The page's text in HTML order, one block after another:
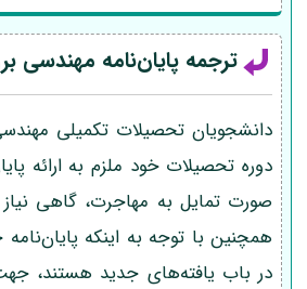
ترجمه پایان‌نامه مهندسی
دانشجویان تحصیلات تکمیلی
دوره تحصیلات خود ملزم به ارائه
صورت تمایل به مهاجرت، گاهی نیاز
همچنین با توجه به اینکه
در باب یافته‌های جدید هستند،